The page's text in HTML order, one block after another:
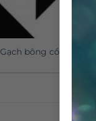
Gạch bông cổ điển